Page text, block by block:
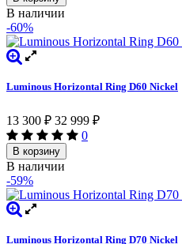
В наличии
-60%
Luminous Horizontal Ring D60 Nickel
13 300 ₽ 32 999 ₽
0
В корзину
В наличии
-59%
Luminous Horizontal Ring D70 Nickel